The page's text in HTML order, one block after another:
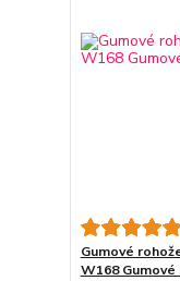
Gumové
W168